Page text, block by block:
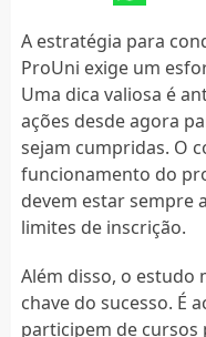
A estratégia para
ProUni exige um
Uma dica valiosa é
ações desde agora
sejam cumpridas. O
funcionamento do
devem estar sempre
limites de inscrição.
Além disso, o estudo
chave do sucesso. É
participem de